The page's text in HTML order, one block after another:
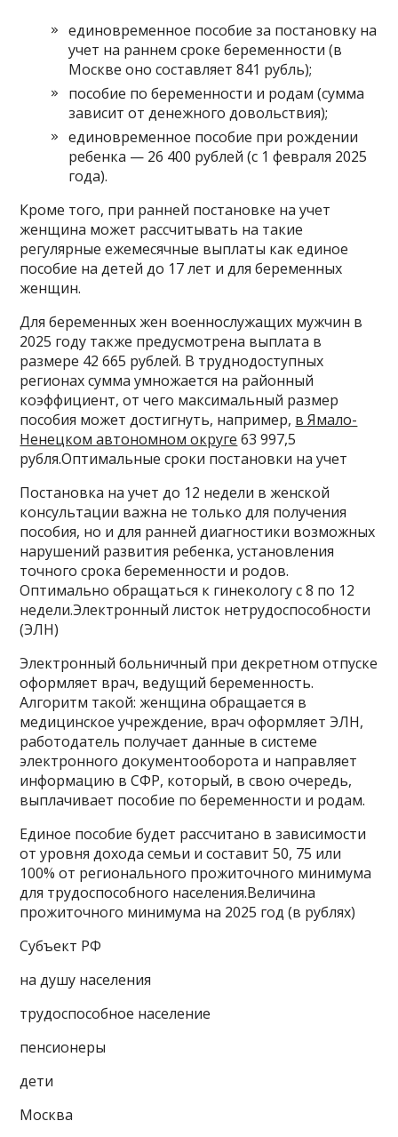
единовременное пособие за постановку на
учет на раннем сроке беременности (в
Москве оно составляет 841 рубль);
пособие по беременности и родам (сумма
зависит от денежного довольствия);
единовременное пособие при рождении
ребенка — 26 400 рублей (с 1 февраля 2025
года).
Кроме того, при ранней постановке на учет
женщина может рассчитывать на такие
регулярные ежемесячные выплаты как единое
пособие на детей до 17 лет и для беременных
женщин.
Для беременных жен военнослужащих мужчин в
2025 году также предусмотрена выплата в
размере 42 665 рублей. В труднодоступных
регионах сумма умножается на районный
коэффициент, от чего максимальный размер
пособия может достигнуть, например, в Ямало-
Ненецком автономном округе 63 997,5
рубля.Оптимальные сроки постановки на учет
Постановка на учет до 12 недели в женской
консультации важна не только для получения
пособия, но и для ранней диагностики возможных
нарушений развития ребенка, установления
точного срока беременности и родов.
Оптимально обращаться к гинекологу с 8 по 12
недели.Электронный листок нетрудоспособности
(ЭЛН)
Электронный больничный при декретном отпуске
оформляет врач, ведущий беременность.
Алгоритм такой: женщина обращается в
медицинское учреждение, врач оформляет ЭЛН,
работодатель получает данные в системе
электронного документооборота и направляет
информацию в СФР, который, в свою очередь,
выплачивает пособие по беременности и родам.
Единое пособие будет рассчитано в зависимости
от уровня дохода семьи и составит 50, 75 или
100% от регионального прожиточного минимума
для трудоспособного населения.Величина
прожиточного минимума на 2025 год (в рублях)
Субъект РФ
на душу населения
трудоспособное население
пенсионеры
дети
Москва